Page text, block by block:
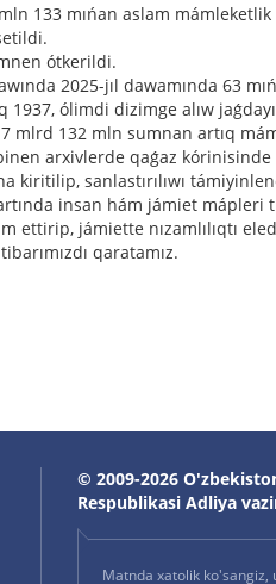
133 mıńan aslam
ótkerildi.
2025-jıl dawamında 63
ólimdi dizimge alıw
132 mln sumnan artıq
arxivlerde qaǵaz kórinisinde
kiritilip, sanlastırılıwı
insan hám jámiet mápleri
ettirip, jámiette nızamlılıqtı
qaratamız.
© 2009-2026
Respublikasi Adliya
Matnda xatolik ko'sangiz,